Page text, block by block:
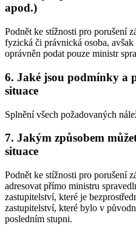
apod.)
Podnět ke stížnosti pro porušení
fyzická či právnická osoba,
oprávněn podat pouze ministr
6. Jaké jsou podmínky a
situace
Splnění všech požadovaných
7. Jakým způsobem
situace
Podnět ke stížnosti pro porušení
adresovat přímo ministru
zastupitelství, které je
zastupitelství, které bylo v
posledním stupni.